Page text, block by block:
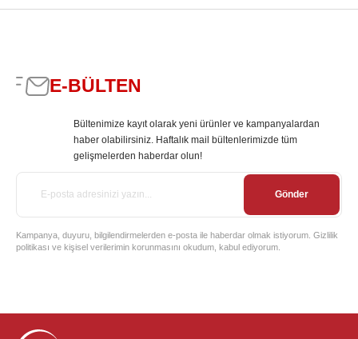
E-BÜLTEN
Bültenimize kayıt olarak yeni ürünler ve kampanyalardan
haber olabilirsiniz. Haftalık mail bültenlerimizde tüm
gelişmelerden haberdar olun!
Gönder
Kampanya, duyuru, bilgilendirmelerden e-posta ile haberdar olmak istiyorum. Gizlilik
politikası ve kişisel verilerimin korunmasını okudum, kabul ediyorum.